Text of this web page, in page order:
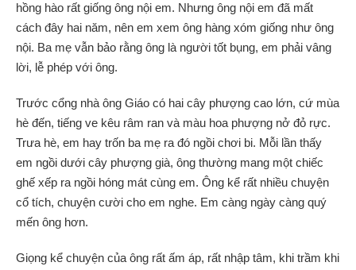
hồng hào rất giống ông nội em. Nhưng ông nội em đã mất
cách đây hai năm, nên em xem ông hàng xóm giống như ông
nội. Ba mẹ vẫn bảo rằng ông là người tốt bụng, em phải vâng
lời, lễ phép với ông.
Trước cổng nhà ông Giáo có hai cây phượng cao lớn, cứ mùa
hè đến, tiếng ve kêu râm ran và màu hoa phượng nở đỏ rực.
Trưa hè, em hay trốn ba mẹ ra đó ngồi chơi bi. Mỗi lần thấy
em ngồi dưới cây phượng già, ông thường mang một chiếc
ghế xếp ra ngồi hóng mát cùng em. Ông kể rất nhiều chuyện
cổ tích, chuyện cười cho em nghe. Em càng ngày càng quý
mến ông hơn.
Giọng kể chuyện của ông rất ấm áp, rất nhập tâm, khi trầm khi